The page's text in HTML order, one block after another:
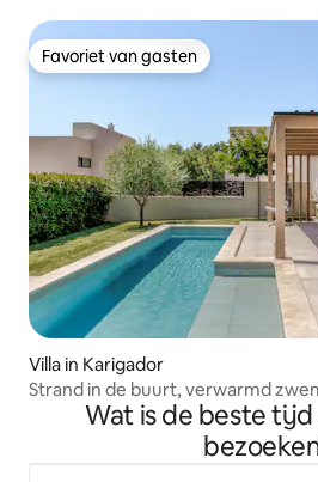
Favoriet van gasten
Favoriet van gasten
Villa in Karigador
Strand in de buurt, verwarmd
Wat is de beste tijd